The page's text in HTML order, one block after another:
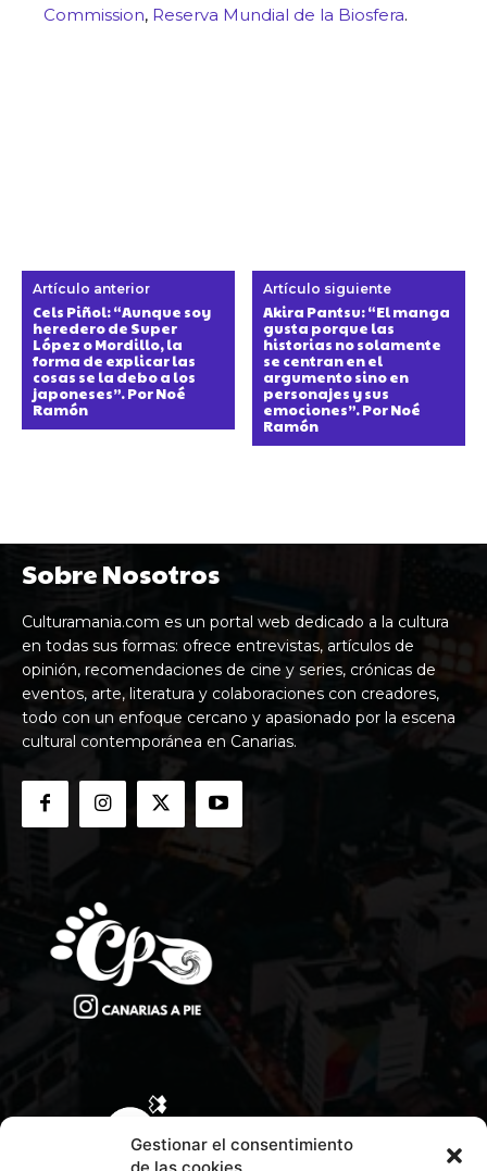
Gestionar el consentimiento
Commission, Reserva Mundial de la Biosfera.
Artículo anterior
Cels Piñol: “Aunque soy
heredero de Super
López o Mordillo, la
forma de explicar las
cosas se la debo a los
japoneses”. Por Noé
Ramón
Artículo siguiente
Akira Pantsu: “El manga
gusta porque las
historias no solamente
se centran en el
argumento sino en
personajes y sus
emociones”. Por Noé
Ramón
Sobre Nosotros
Culturamania.com es un portal web dedicado a la cultura
en todas sus formas: ofrece entrevistas, artículos de
opinión, recomendaciones de cine y series, crónicas de
eventos, arte, literatura y colaboraciones con creadores,
todo con un enfoque cercano y apasionado por la escena
cultural contemporánea en Canarias.